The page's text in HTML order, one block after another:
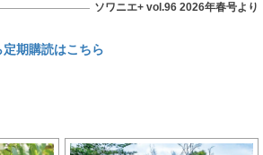
ソワニエ+ vol.96 2026年春号より
定期購読はこちら